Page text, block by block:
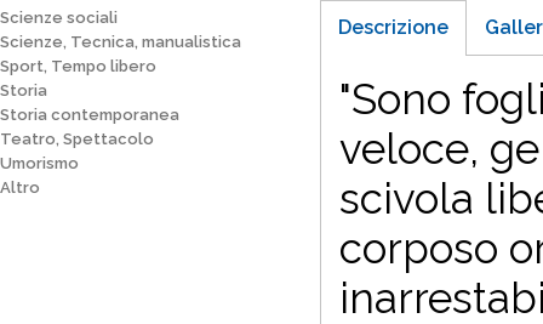
Scienze sociali
Scienze, Tecnica, manualistica
Sport, Tempo libero
Storia
Storia contemporanea
Teatro, Spettacolo
Umorismo
Altro
Descrizione
"Sono
veloce,
scivola
corposo